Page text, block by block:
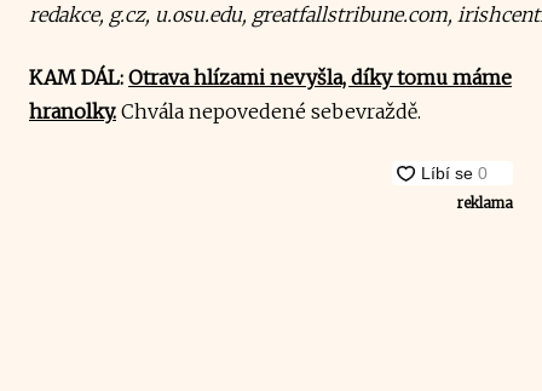
redakce, g.cz, u.osu.edu, greatfallstribune.com,
KAM DÁL: Otrava hlízami nevyšla, díky tomu máme
hranolky. Chvála nepovedené sebevraždě.
reklama